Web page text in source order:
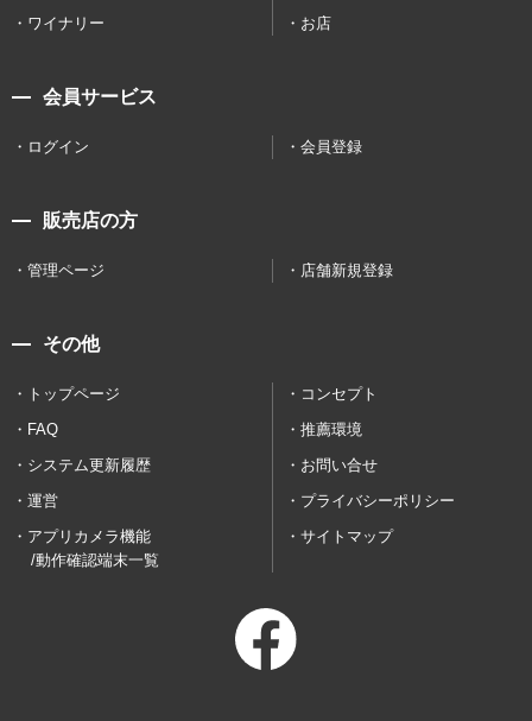
ワイナリー お店
会員サービス
ログイン 会員登録
販売店の方
管理ページ 店舗新規登録
その他
トップページ
コンセプト
FAQ
推薦環境
システム更新履歴
お問い合せ
運営
プライバシーポリシー
アプリカメラ機能
/動作確認端末一覧
サイトマップ